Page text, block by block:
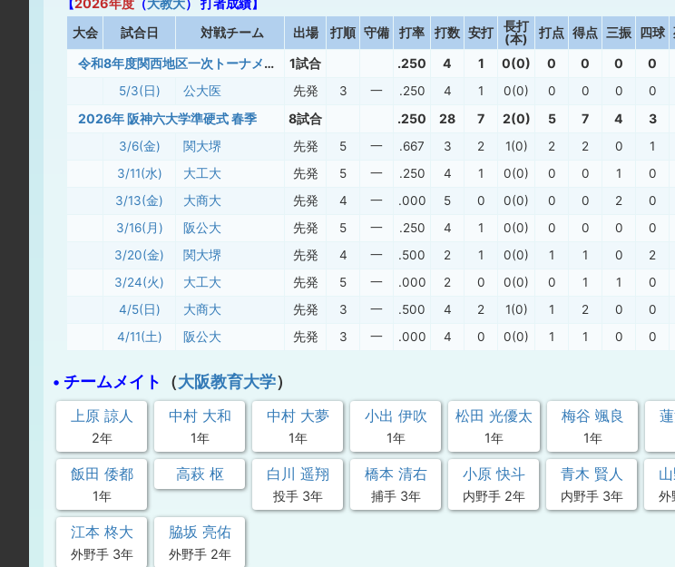
【2026年度 （大教大） 打者成績】
大会 試合日 対戦チーム 出場 打順 守備 打率 打数 安打
長打
(本)
打点 得点 三振 四球
令和8年度関西地区一次トーナメント大会 1試合 .250 4 1 0(0) 0 0 0 0
5/3(日) 公大医 先発 3 一 .250 4 1 0(0) 0 0 0 0
2026年 阪神六大学準硬式 春季 8試合 .250 28 7 2(0) 5 7 4 3
3/6(金) 関大堺 先発 5 一 .667 3 2 1(0) 2 2 0 1
3/11(水)
大工大 先発 5 一 .250 4 1 0(0) 0 0 1 0
3/13(金)
大商大 先発 4 一 .000 5 0 0(0) 0 0 2 0
3/16(月)
阪公大 先発 5 一 .250 4 1 0(0) 0 0 0 0
3/20(金)
関大堺 先発 4 一 .500 2 1 0(0) 1 1 0 2
3/24(火)
大工大 先発 5 一 .000 2 0 0(0) 0 1 1 0
4/5(日)
大商大 先発 3 一 .500 4 2 1(0) 1 2 0 0
4/11(土)
阪公大 先発 3 一 .000 4 0 0(0) 1 1 0 0
• チームメイト （大阪教育大学）
上原 諒人
2年
中村 大和
1年
中村 大夢
1年
小出 伊吹
1年
松田 光優太
1年
梅谷 颯良
1年
飯田 倭都
1年
高萩 枢 白川 遥翔
投手 3年
橋本 清右
捕手 3年
小原 快斗
内野手 2年
青木 賢人
内野手 3年 外
江本 柊大
外野手 3年
脇坂 亮佑
外野手 2年